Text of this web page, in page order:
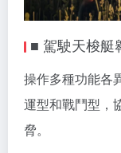
■ 駕駛天梭艇
操作多種功能各
運型和戰鬥型，
脅。